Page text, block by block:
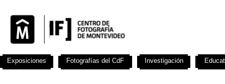
Exposiciones Fotografías del CdF Investigación